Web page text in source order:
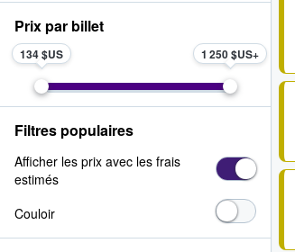
Prix par billet
134 $US 1 250 $US
Filtres populaires
Afficher les prix avec les frais
estimés
Couloir